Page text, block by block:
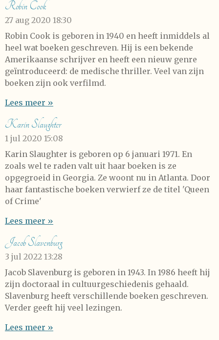
Robin Cook
27 aug 2020 18:30
Robin Cook is geboren in 1940 en heeft inmiddels al
heel wat boeken geschreven. Hij is een bekende
Amerikaanse schrijver en heeft een nieuw genre
geïntroduceerd: de medische thriller. Veel van zijn
boeken zijn ook verfilmd.
Lees meer »
Karin Slaughter
1 jul 2020 15:08
Karin Slaughter is geboren op 6 januari 1971. En
zoals wel te raden valt uit haar boeken is ze
opgegroeid in Georgia. Ze woont nu in Atlanta. Door
haar fantastische boeken verwierf ze de titel 'Queen
of Crime'
Lees meer »
Jacob Slavenburg
3 jul 2022 13:28
Jacob Slavenburg is geboren in 1943. In 1986 heeft hij
zijn doctoraal in cultuurgeschiedenis gehaald.
Slavenburg heeft verschillende boeken geschreven.
Verder geeft hij veel lezingen.
Lees meer »